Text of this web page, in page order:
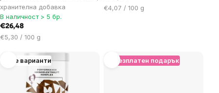
хранителна добавка
В наличност > 5 бр.
€26,48
Цена
€5,30 / 100 g
Цена
€4,07 / 100 g
Още варианти + Безплатен подарък